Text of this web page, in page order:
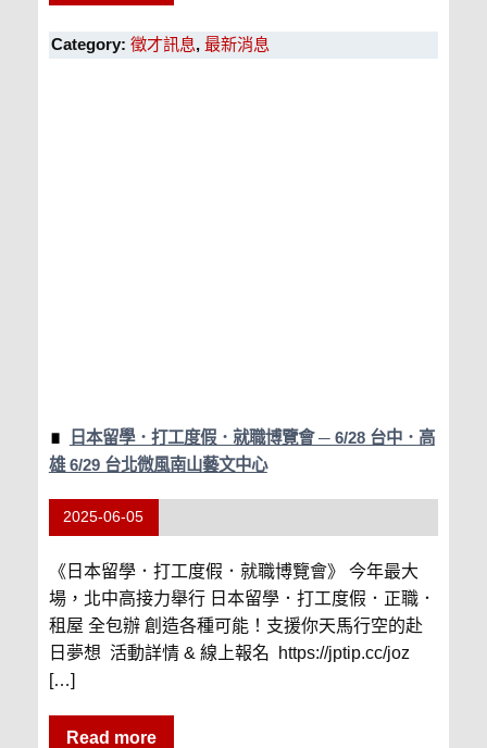
Category: 徵才訊息, 最新消息
日本留學．打工度假．就職博覽會 ─ 6/28 台中．高
雄 6/29 台北微風南山藝文中心
2025-06-05
《日本留學．打工度假．就職博覽會》 今年最大
場，北中高接力舉行 日本留學．打工度假．正職．
租屋 全包辦 創造各種可能！支援你天馬行空的赴
日夢想 活動詳情 & 線上報名 https://jptip.cc/joz
[…]
Read more